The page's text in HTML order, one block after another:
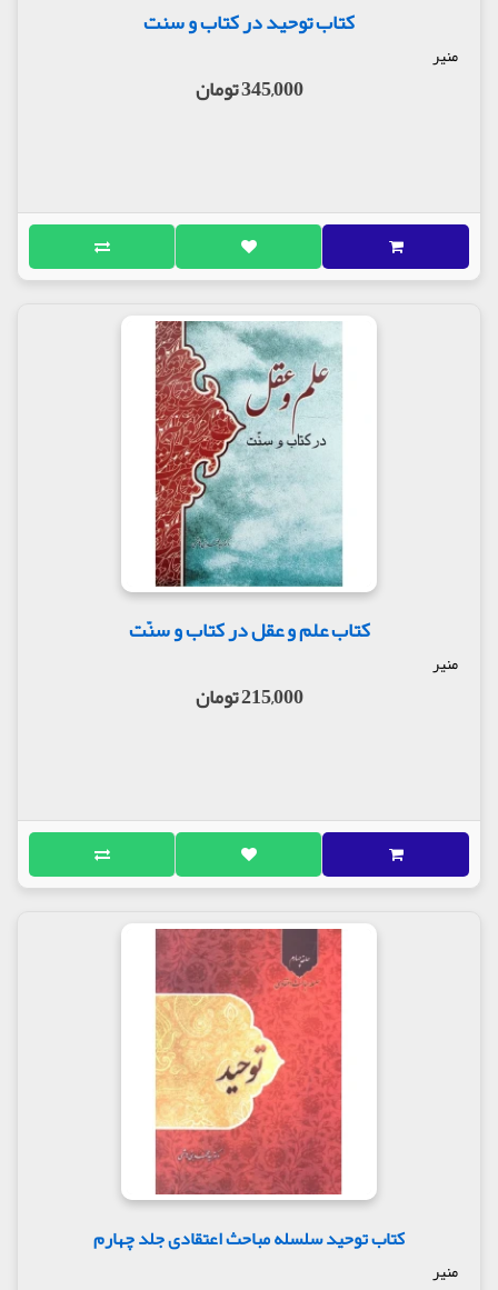
کتاب توحید در کتاب و سنت
منیر
345,000 تومان
کتاب علم و عقل در کتاب و سنّت
منیر
215,000 تومان
کتاب توحید سلسله مباحث اعتقادی جلد چهارم
منیر